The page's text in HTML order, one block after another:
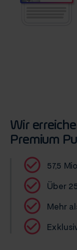
Wir
Premium
57,5
Über
Mehr